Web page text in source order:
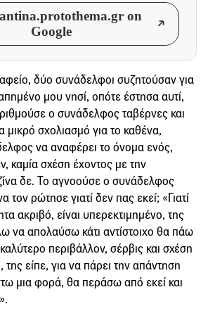
on
Google
δύο συνάδελφοι συζητούσαν για
μου νησί, οπότε έστησα αυτί,
ο συνάδελφος ταβέρνες και
μικρό σχολιασμό για το καθένα,
να αναφέρει το όνομα ενός,
καμία σχέση έχοντος με την
δε. Το αγνοούσε ο συνάδελφος
τον ρώτησε γιατί δεν πας εκεί; «Γιατί
ακριβό, είναι υπερεκτιμημένο, της
να απολαύσω κάτι αντίστοιχο θα πάω
περιβάλλον, σέρβις και σχέση
της είπε, για να πάρει την απάντηση
μια φορά, θα περάσω από εκεί και